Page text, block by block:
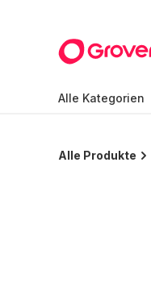
Alle Kategorien
Alle Produkte